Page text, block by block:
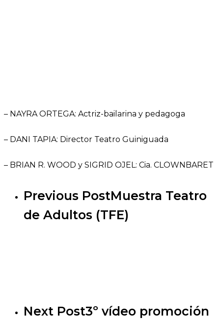
– NAYRA ORTEGA: Actriz-bailarina y pedagoga
– DANI TAPIA: Director Teatro Guiniguada
– BRIAN R. WOOD y SIGRID OJEL: Cia. CLOWNBARET
Previous PostMuestra Teatro
de Adultos (TFE)
Next Post3º vídeo promoción